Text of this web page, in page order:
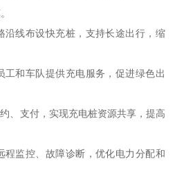
沿线布设快充桩，支持长途出行，缩
工和车队提供充电服务，促进绿色出
、支付，实现充电桩资源共享，提高
程监控、故障诊断，优化电力分配和